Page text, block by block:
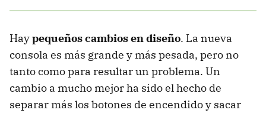
Haypequeños cambios en diseño. La nueva
consola es más grande y más pesada, pero no
tanto como para resultar un problema. Un
cambio a mucho mejor ha sido el hecho de
separar más los botones de encendido y sacar